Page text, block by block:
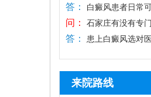
原。另外，医院治
治疗，通过巩固治
期复查降低白斑反
重视孩子日常护理保健
发病几率。另外，如果
白癜风的白斑，建议早
趁着早期就医，早期白
用药、
性祛白。对于发病较早
轻，或者白斑位于隐私
考虑308准分子激光治
重，白斑区域色素脱失
满足条件可进行手术治
答：
助补充黑色素，助力白
含酪氨酸、微量元素的
肝脏、蛋类、豆制品，
供原料。饮食仅为辅助
问：
院
答：
家庄远大中医皮肤病医
疗的正规医院，深耕白
来院路线